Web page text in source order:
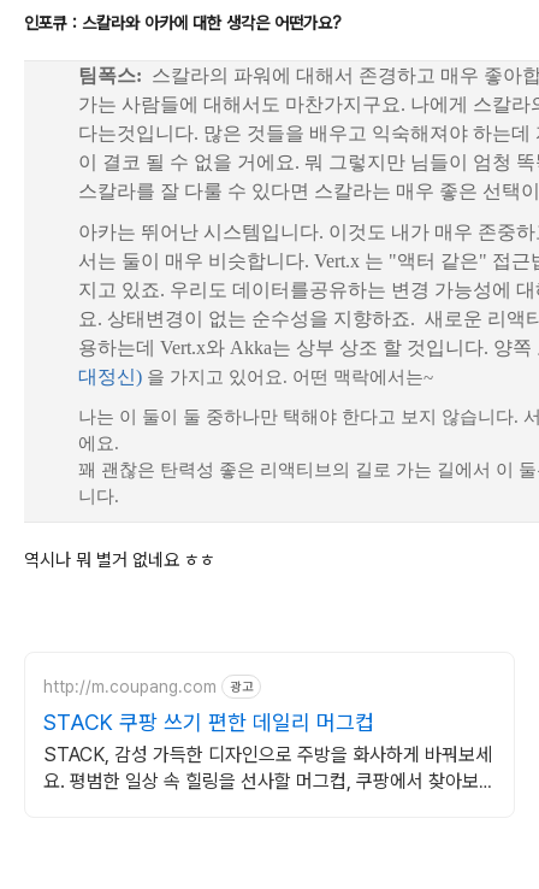
인포큐 : 스칼라와 아카에 대한 생각은 어떤가요?
팀폭스: 스칼라의 파워에 대해서 존경하고 매우 좋아
가는 사람들에 대해서도 마찬가지구요. 나에게 스칼라
다는것입니다. 많은 것들을 배우고 익숙해져야 하는데
이 결코 될 수 없을 거에요. 뭐 그렇지만 님들이 엄청
스칼라를 잘 다룰 수 있다면 스칼라는 매우 좋은 선택
아카는 뛰어난 시스템입니다. 이것도 내가 매우 존중
서는 둘이 매우 비슷합니다. Vert.x 는 "액터 같은" 접
지고 있죠. 우리도 데이터를공유하는 변경 가능성에
요. 상태변경이 없는 순수성을 지향하죠. 새로운 리액
용하는데 Vert.x와 Akka는 상부 상조 할 것입니다. 양
대정신) 을 가지고 있어요. 어떤 맥락에서는~
나는 이 둘이 둘 중하나만 택해야 한다고 보지 않습니다.
에요.
꽤 괜찮은 탄력성 좋은 리액티브의 길로 가는 길에서 이
니다.
역시나 뭐 별거 없네요 ㅎㅎ
http://m.coupang.com 광고
STACK 쿠팡 쓰기 편한 데일리 머그컵
STACK, 감성 가득한 디자인으로 주방을 화사하게 바꿔보세
요. 평범한 일상 속 힐링을 선사할 머그컵, 쿠팡에서 찾아보세